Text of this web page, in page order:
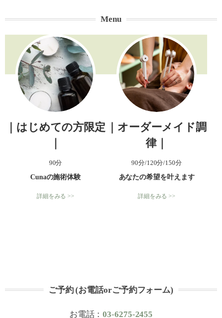
Menu
｜はじめての方限定
90分
Cunaの施術体験
詳細をみる >>
｜オーダーメイド調
律｜
90分/120分/150分
あなたの希望を叶えます
詳細をみる >>
ご予約 (お電話orご予約フォーム)
お電話：03-6275-2455